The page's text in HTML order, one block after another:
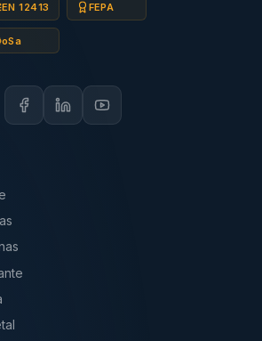
EN 12413 FEPA
oSa